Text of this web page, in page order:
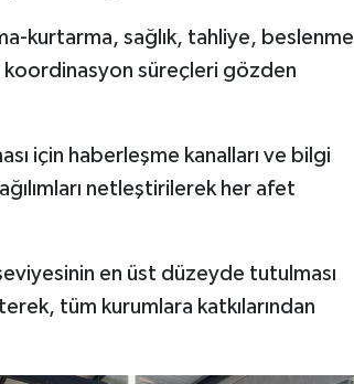
kurtarma, sağlık, tahliye, beslenme
süreçleri gözden
için haberleşme kanalları ve bilgi
netleştirilerek her afet
en üst düzeyde tutulması
tüm kurumlara katkılarından